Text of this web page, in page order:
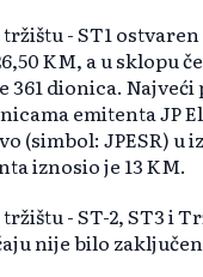
- ST1
KM, a u sklopu
361 dionica.
emitenta JP
(simbol: JPESR) u
iznosio je 13 KM.
- ST-2, ST3 i
nije bilo